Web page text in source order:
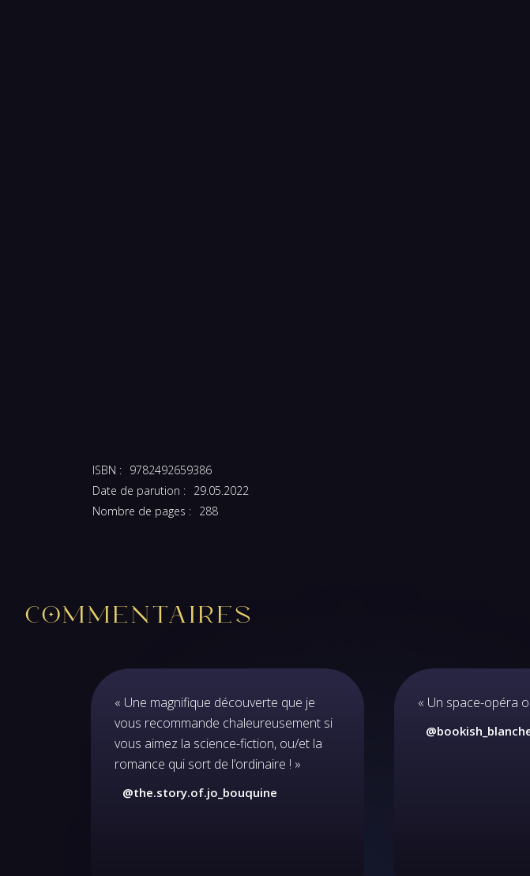
ISBN : 9782492659386
Date de parution : 29.05.2022
Nombre de pages : 288
Commentaires
« Une magnifique découverte que je
vous recommande chaleureusement si
vous aimez la science-fiction, ou/et la
romance qui sort de l’ordinaire ! »
@the.story.of.jo_bouquine
« Un space-opéra